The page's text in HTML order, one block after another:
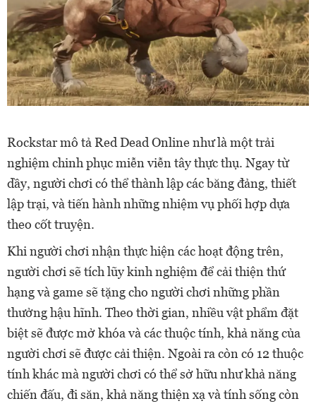
Rockstar mô tả Red Dead Online như là một trải
nghiệm chinh phục miễn viễn tây thực thụ. Ngay từ
dầy, người chơi có thể thành lập các băng đảng, thiết
lập trại, và tiến hành những nhiệm vụ phối hợp dựa
theo cốt truyện.
Khi người chơi nhận thực hiện các hoạt động trên,
người chơi sẽ tích lũy kinh nghiệm để cải thiện thứ
hạng và game sẽ tặng cho người chơi những phần
thưởng hậu hĩnh. Theo thời gian, nhiều vật phẩm đặt
biệt sẽ được mở khóa và các thuộc tính, khả năng của
người chơi sẽ được cải thiện. Ngoài ra còn có 12 thuộc
tính khác mà người chơi có thể sở hữu như khả năng
chiến đấu, đi săn, khả năng thiện xạ và tính sống còn